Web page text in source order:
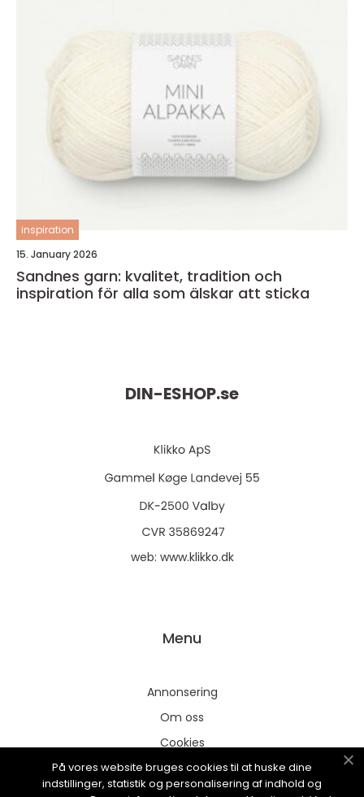
inspiration
15. January 2026
Sandnes garn: kvalitet, tradition och
inspiration för alla som älskar att sticka
DIN-ESHOP.se
web: www.klikko.dk
Menu
Annonsering
Om oss
Cookies
Kontakta oss
Sitemap
På vores website bruges cookies til at huske dine
indstillinger, statistik og personalisering af indhold og